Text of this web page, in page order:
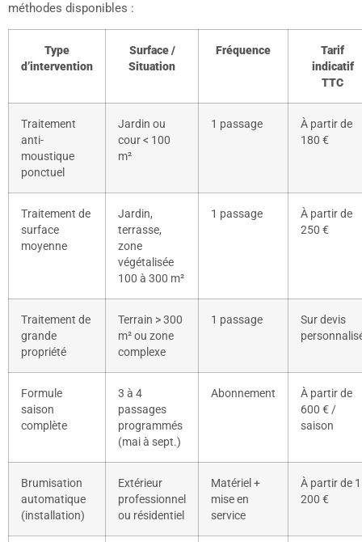
méthodes disponibles :
Type
d’intervention
Surface /
Situation
Fréquence
Tarif
indicatif
TTC
Traitement
anti-
moustique
ponctuel
Jardin ou
cour < 100
m²
1 passage
À partir de
180 €
Traitement de
surface
moyenne
Jardin,
terrasse,
zone
végétalisée
100 à 300 m²
1 passage
À partir de
250 €
Traitement de
grande
propriété
Terrain > 300
m² ou zone
complexe
1 passage
Sur devis
Formule
saison
complète
3 à 4
passages
programmés
(mai à sept.)
Abonnement
À partir de
600 € /
saison
Brumisation
automatique
(installation)
Extérieur
professionnel
ou résidentiel
Matériel +
mise en
service
À partir de 1
200 €